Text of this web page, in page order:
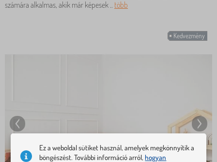
számára alkalmas, akik már képesek .. több
Kedvezmény
Ez a weboldal sütiket használ, amelyek megkönnyítik a
böngészést. További információ arról,hogyan